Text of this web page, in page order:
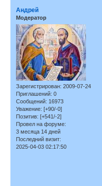
Андрей
Модератор
Зарегистрирован: 2009-07-24
Приглашений: 0
Сообщений: 16973
Уважение: [+90/-0]
Позитив: [+541/-2]
Провел на форуме:
3 месяца 14 дней
Последний визит:
2025-04-03 02:17:50